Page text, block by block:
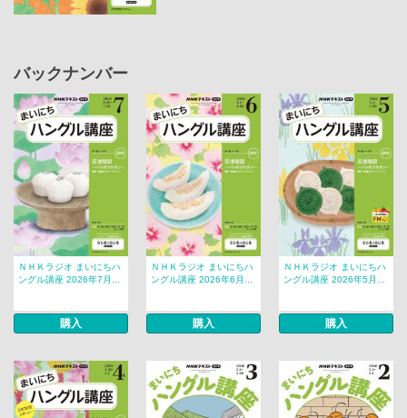
バックナンバー
ＮＨＫラジオ まいにちハ
ングル講座 2026年7月...
購入
ＮＨＫラジオ まいにちハ
ングル講座 2026年6月...
購入
ＮＨＫラジオ まいにちハ
ングル講座 2026年5月...
購入